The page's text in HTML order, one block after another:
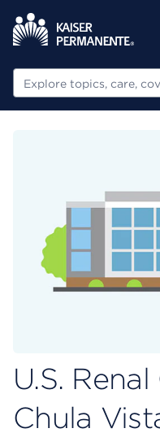
Buscar
U.S.
Chula